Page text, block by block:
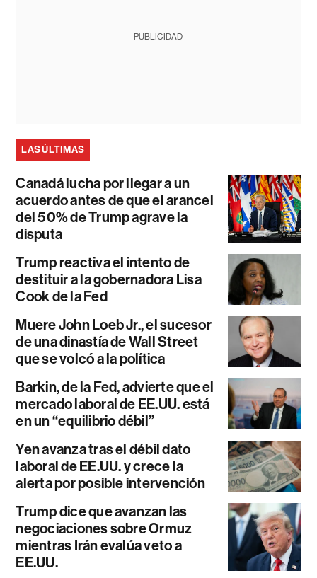
PUBLICIDAD
LAS ÚLTIMAS
Canadá lucha por llegar a un
acuerdo antes de que el arancel
del 50% de Trump agrave la
disputa
Trump reactiva el intento de
destituir a la gobernadora Lisa
Cook de la Fed
Muere John Loeb Jr., el sucesor
de una dinastía de Wall Street
que se volcó a la política
Barkin, de la Fed, advierte que el
mercado laboral de EE.UU. está
en un “equilibrio débil”
Yen avanza tras el débil dato
laboral de EE.UU. y crece la
alerta por posible intervención
Trump dice que avanzan las
negociaciones sobre Ormuz
mientras Irán evalúa veto a
EE.UU.